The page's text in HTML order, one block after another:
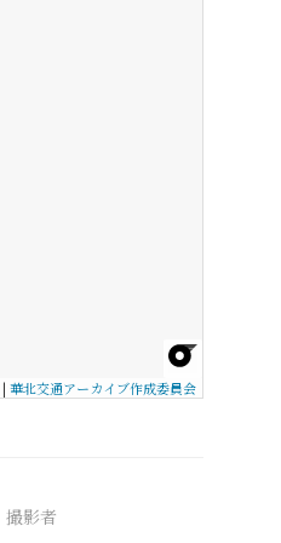
| 華北交通アーカイブ作成委員会
撮影者